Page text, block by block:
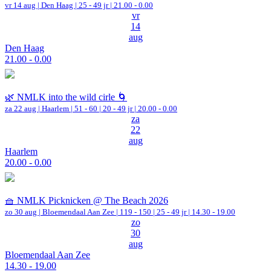
vr 14 aug | Den Haag | 25 - 49 jr | 21.00 - 0.00
vr
14
aug
Den Haag
21.00 - 0.00
🌿 NMLK into the wild cirle 🌀
za 22 aug | Haarlem | 51 - 60 | 20 - 49 jr | 20.00 - 0.00
za
22
aug
Haarlem
20.00 - 0.00
🧺 NMLK Picknicken @ The Beach 2026
zo 30 aug | Bloemendaal Aan Zee | 119 - 150 | 25 - 49 jr | 14.30 - 19.00
zo
30
aug
Bloemendaal Aan Zee
14.30 - 19.00